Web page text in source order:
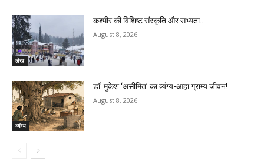
लेख
कश्मीर की विशिष्ट संस्कृति और सभ्यता…
August 8, 2026
व्यंग्य
डॉ. मुकेश ‘असीमित’ का व्यंग्य-आहा ग्राम्य जीवन!
August 8, 2026